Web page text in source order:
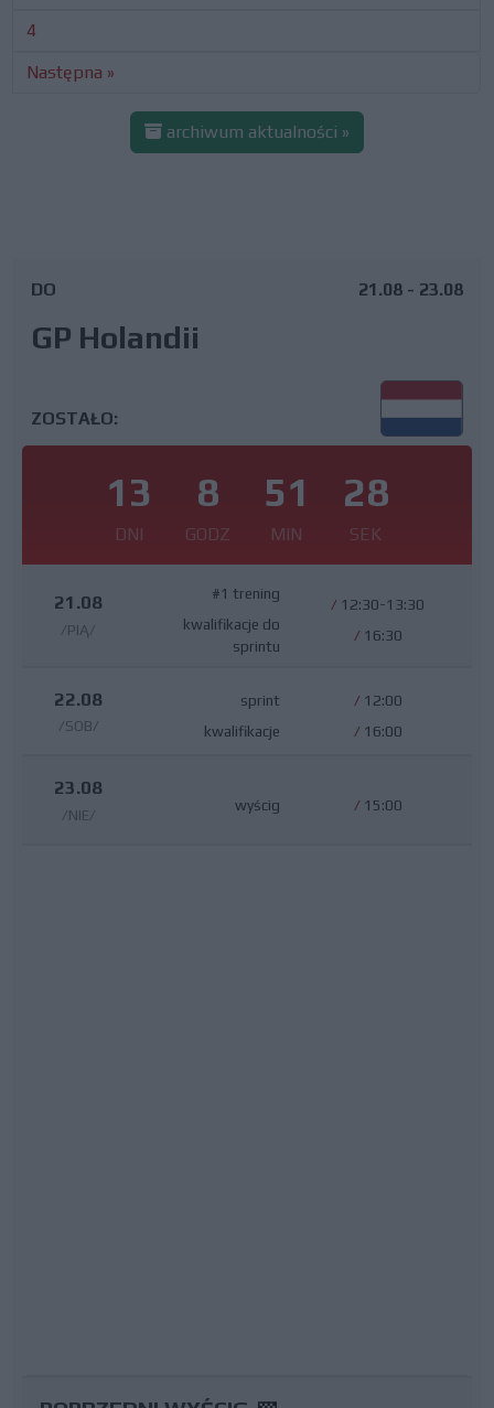
4
Następna »
archiwum aktualności »
DO
GP Holandii
21.08 - 23.08
ZOSTAŁO:
13
DNI
8
GODZ
51
MIN
27
SEK
21.08
/PIĄ/
#1 trening
kwalifikacje do
sprintu
/ 12:30-13:30
/ 16:30
22.08
/SOB/
sprint
kwalifikacje
/ 12:00
/ 16:00
23.08
/NIE/
wyścig / 15:00